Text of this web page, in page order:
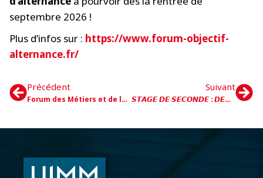
septembre 2026 !
Plus d’infos sur : https://www.forum-objectif-
alternance.fr/
Précédent
Forum des Métiers et de la Formation du Cotentin
Suivant
𝙎𝙏𝘼𝙂𝙀 𝘿𝙀 𝙎𝙀𝘾𝙊𝙉𝘿𝙀 : 𝘿𝙀𝙎 𝙋𝙇𝘼𝘾𝙀𝙎 𝙀𝙉 𝙀𝙉𝙏𝙍𝙀𝙋𝙍𝙄𝙎𝙀 !